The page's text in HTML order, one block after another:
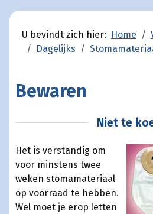
U bevindt zich hier: Home
Dagelijks
Bewaren
Niet te
Het is verstandig om
voor minstens twee
weken stomamateriaal
op voorraad te hebben.
Wel moet je erop letten